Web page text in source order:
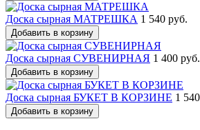
Доска сырная МАТРЕШКА 1 540 руб.
Добавить в корзину
Доска сырная СУВЕНИРНАЯ 1 400 руб.
Добавить в корзину
Доска сырная БУКЕТ В КОРЗИНЕ 1
Добавить в корзину